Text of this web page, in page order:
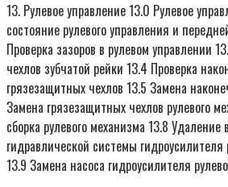
13. Рулевое управление 13.0 Рулевое
состояние рулевого управления и
Проверка зазоров в рулевом управлении
чехлов зубчатой рейки 13.4 Проверка
грязезащитных чехлов 13.5 Замена
Замена грязезащитных чехлов рулевого
сборка рулевого механизма 13.8 Удаление
гидравлической системы гидроусилителя
13.9 Замена насоса гидроусилителя